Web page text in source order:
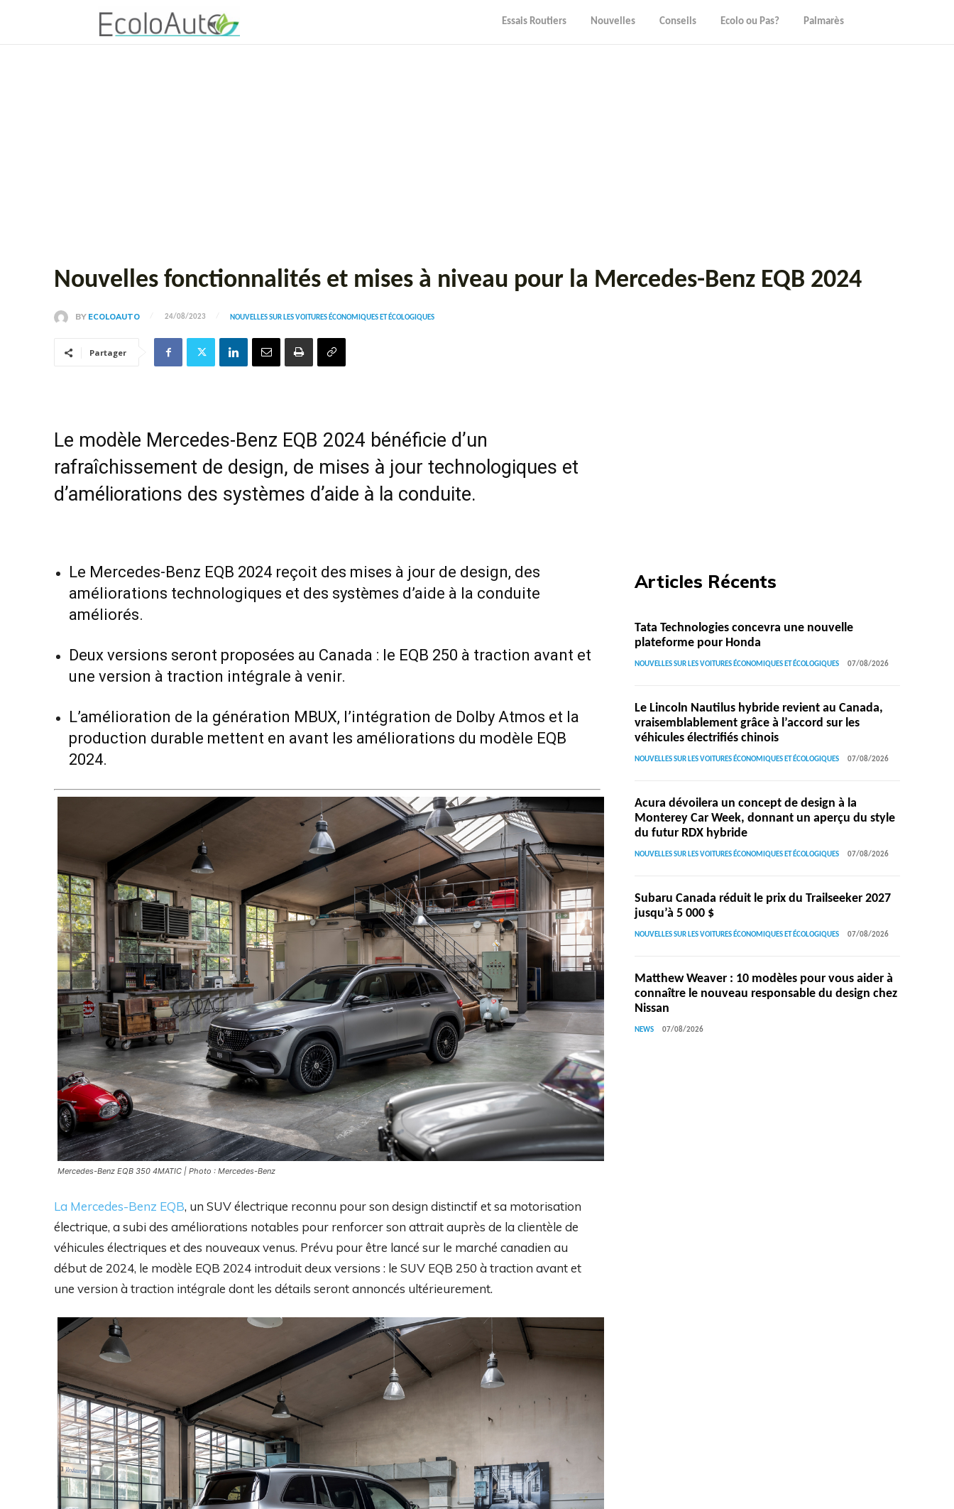
Essais Routiers Nouvelles Conseils Ecolo ou Pas? Palmarès
Nouvelles fonctionnalités et mises à niveau pour la Mercedes-Benz EQB 2024
BY ECOLOAUTO 24/08/2023 NOUVELLES SUR LES VOITURES ÉCONOMIQUES ET ÉCOLOGIQUES
Partager
Le modèle Mercedes-Benz EQB 2024 bénéficie d’un
rafraîchissement de design, de mises à jour technologiques et
d’améliorations des systèmes d’aide à la conduite.
Le Mercedes-Benz EQB 2024 reçoit des mises à jour de design, des
améliorations technologiques et des systèmes d’aide à la conduite
améliorés.
Deux versions seront proposées au Canada : le EQB 250 à traction avant et
une version à traction intégrale à venir.
L’amélioration de la génération MBUX, l’intégration de Dolby Atmos et la
production durable mettent en avant les améliorations du modèle EQB
2024.
Mercedes-Benz EQB 350 4MATIC | Photo : Mercedes-Benz
La Mercedes-Benz EQB, un SUV électrique reconnu pour son design distinctif et sa motorisation
électrique, a subi des améliorations notables pour renforcer son attrait auprès de la clientèle de
véhicules électriques et des nouveaux venus. Prévu pour être lancé sur le marché canadien au
début de 2024, le modèle EQB 2024 introduit deux versions : le SUV EQB 250 à traction avant et
une version à traction intégrale dont les détails seront annoncés ultérieurement.
Articles Récents
Tata Technologies concevra une nouvelle
plateforme pour Honda
NOUVELLES SUR LES VOITURES ÉCONOMIQUES ET ÉCOLOGIQUES 07/08/2026
Le Lincoln Nautilus hybride revient au Canada,
vraisemblablement grâce à l’accord sur les
véhicules électrifiés chinois
NOUVELLES SUR LES VOITURES ÉCONOMIQUES ET ÉCOLOGIQUES 07/08/2026
Acura dévoilera un concept de design à la
Monterey Car Week, donnant un aperçu du style
du futur RDX hybride
NOUVELLES SUR LES VOITURES ÉCONOMIQUES ET ÉCOLOGIQUES 07/08/2026
Subaru Canada réduit le prix du Trailseeker 2027
jusqu’à 5 000 $
NOUVELLES SUR LES VOITURES ÉCONOMIQUES ET ÉCOLOGIQUES 07/08/2026
Matthew Weaver : 10 modèles pour vous aider à
connaître le nouveau responsable du design chez
Nissan
NEWS 07/08/2026